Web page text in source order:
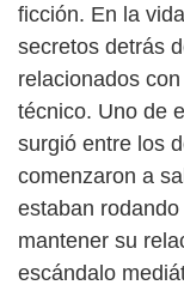
ficción. En la
secretos detrás
relacionados
técnico. Uno de
surgió entre los
comenzaron a
estaban
mantener su
escándalo